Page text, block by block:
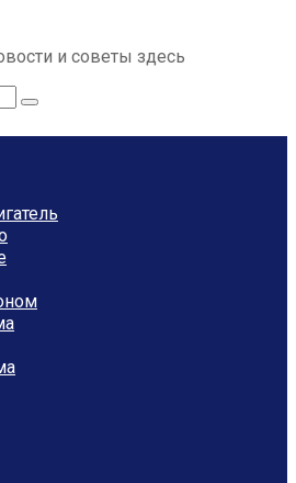
и советы здесь